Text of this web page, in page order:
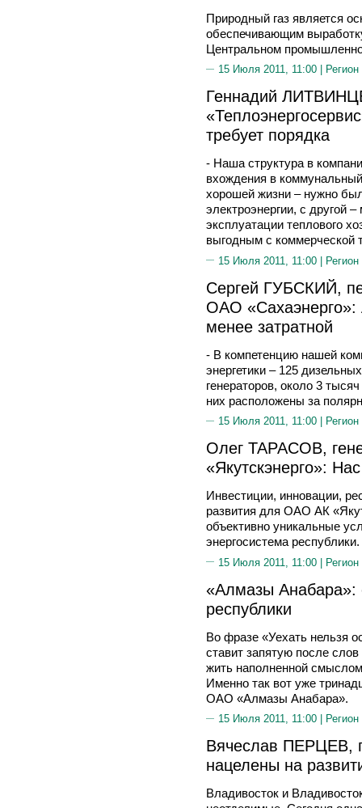
Природный газ является
обеспечивающим
Центральном
15 Июля 2011, 11:00 |
Геннадий
требует порядка
- Наша структура в
вхождения в
хорошей жизни – нужно
электроэнергии, с другой
эксплуатации теплового
выгодным с коммерческой
15 Июля 2011, 11:00 | Регион
Сергей ГУБСКИЙ,
ОАО «Сахаэнерго»:
менее затратной
- В компетенцию нашей
энергетики – 125
генераторов, около 3
них расположены за
15 Июля 2011, 11:00 |
Олег ТАРАСОВ,
«Якутскэнерго»:
Инвестиции, инновации,
развития для ОАО АК
объективно уникальные
энергосистема республики.
15 Июля 2011, 11:00 | Регион
«Алмазы Анабара»:
республики
Во фразе «Уехать нельзя
ставит запятую после
жить наполненной
Именно так вот уже
ОАО «Алмазы Анабара».
15 Июля 2011, 11:00 |
Вячеслав ПЕРЦЕВ,
нацелены на
Владивосток и